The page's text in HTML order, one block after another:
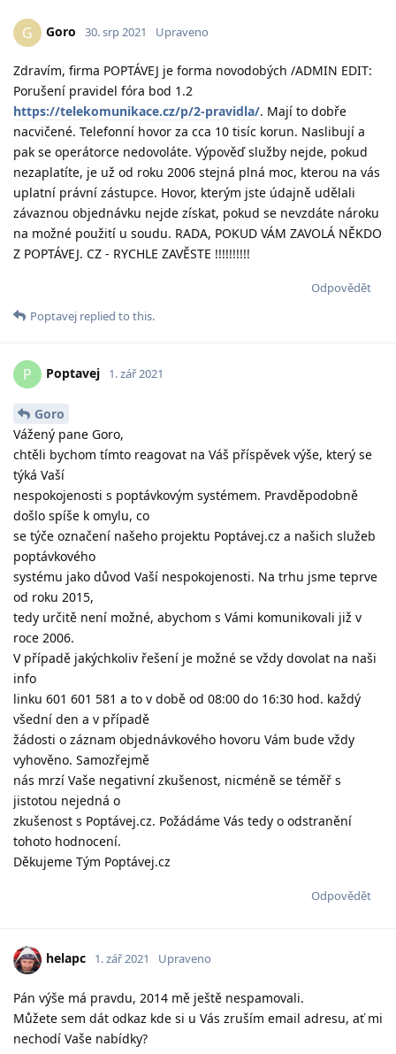
G Goro 30. srp 2021 Upraveno
Zdravím, firma POPTÁVEJ je forma novodobých /ADMIN EDIT:
Porušení pravidel fóra bod 1.2
https://telekomunikace.cz/p/2-pravidla/. Mají to dobře
nacvičené. Telefonní hovor za cca 10 tisíc korun. Naslibují a
pak se operátorce nedovoláte. Výpověď služby nejde, pokud
nezaplatíte, je už od roku 2006 stejná plná moc, kterou na vás
uplatní právní zástupce. Hovor, kterým jste údajně udělali
závaznou objednávku nejde získat, pokud se nevzdáte nároku
na možné použití u soudu. RADA, POKUD VÁM ZAVOLÁ NĚKDO
Z POPTÁVEJ. CZ - RYCHLE ZAVĚSTE !!!!!!!!!!
Odpovědět
Poptavej replied to this.
P Poptavej 1. zář 2021
Goro
Vážený pane Goro,
chtěli bychom tímto reagovat na Váš příspěvek výše, který se
týká Vaší
nespokojenosti s poptávkovým systémem. Pravděpodobně
došlo spíše k omylu, co
se týče označení našeho projektu Poptávej.cz a našich služeb
poptávkového
systému jako důvod Vaší nespokojenosti. Na trhu jsme teprve
od roku 2015,
tedy určitě není možné, abychom s Vámi komunikovali již v
roce 2006.
V případě jakýchkoliv řešení je možné se vždy dovolat na naši
info
linku 601 601 581 a to v době od 08:00 do 16:30 hod. každý
všední den a v případě
žádosti o záznam objednávkového hovoru Vám bude vždy
vyhověno. Samozřejmě
nás mrzí Vaše negativní zkušenost, nicméně se téměř s
jistotou nejedná o
zkušenost s Poptávej.cz. Požádáme Vás tedy o odstranění
tohoto hodnocení.
Děkujeme Tým Poptávej.cz
Odpovědět
helapc 1. zář 2021 Upraveno
Pán výše má pravdu, 2014 mě ještě nespamovali.
Můžete sem dát odkaz kde si u Vás zruším email adresu, ať mi
nechodí Vaše nabídky?